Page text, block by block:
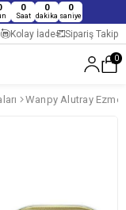
0
Saat
0
dakika
0
saniye
Kolay İade Sipariş Takip
0